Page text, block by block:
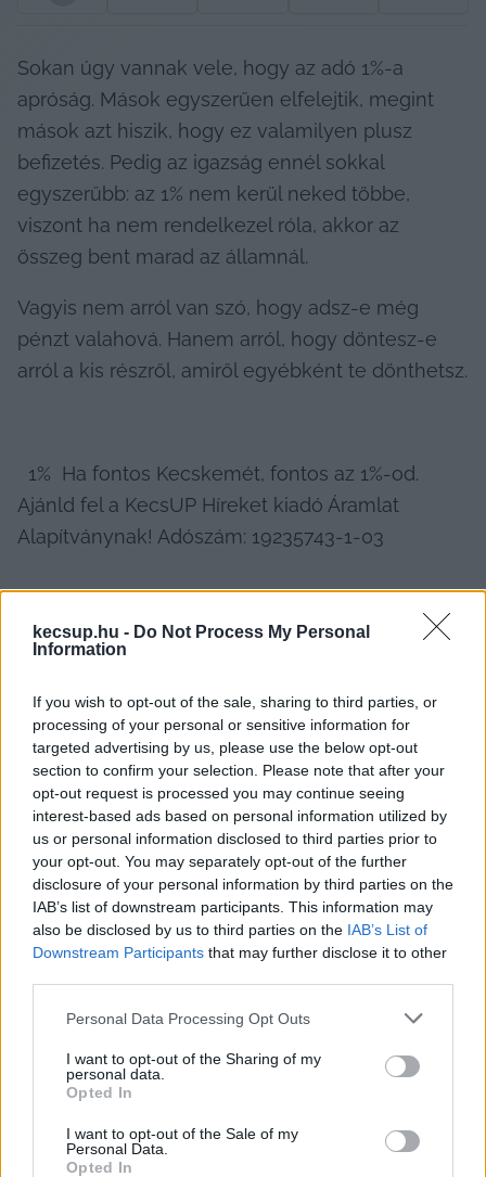
kecsup.hu - Do Not Process My Personal
Information
If you wish to opt-out of the sale, sharing to third parties, or
processing of your personal or sensitive information for
targeted advertising by us, please use the below opt-out
section to confirm your selection. Please note that after your
opt-out request is processed you may continue seeing
interest-based ads based on personal information utilized by
us or personal information disclosed to third parties prior to
your opt-out. You may separately opt-out of the further
disclosure of your personal information by third parties on the
IAB’s list of downstream participants. This information may
also be disclosed by us to third parties on the IAB’s List of
Downstream Participants that may further disclose it to other
Please note that this website/app uses one or more Google
not limited to your visit or usage behaviour. You may click to
grant or deny consent to Google and its third-party tags to
use your data for below specified purposes in below Google
consent section.
Personal Data Processing Opt Outs
I want to opt-out of the Sharing of my
personal data.
Opted In
I want to opt-out of the Sale of my
Personal Data.
Opted In
Sokan úgy vannak vele, hogy az adó 1%-a
apróság. Mások egyszerűen elfelejtik, megint
mások azt hiszik, hogy ez valamilyen plusz
befizetés. Pedig az igazság ennél sokkal
egyszerűbb: az 1% nem kerül neked többe,
viszont ha nem rendelkezel róla, akkor az
összeg bent marad az államnál.
Vagyis nem arról van szó, hogy adsz-e még
pénzt valahová. Hanem arról, hogy döntesz-e
arról a kis részről, amiről egyébként te dönthetsz.
Ajánld fel a KecsUP Híreket kiadó Áramlat
Alapítványnak! Adószám: 19235743-1-03
Országosan ez nem aprópénz. Évről évre
hatalmas összegek jutnak el civil
szervezetekhez az adófizetők felajánlásaiból, de
az is látszik, hogy sokan továbbra sem élnek
ezzel a lehetőséggel. Van, aki elfelejti, van, aki
nem is tudja pontosan, hogyan működik, és van,
aki mindig halogatja. Így viszont pénz marad
bent a rendszerben, amely helyi ügyeket,
közösségeket, szervezeteket is segíthetne.
És ez nem csak országos kérdés, Kecskeméten
ajánlott 1% olyan pénz, amely nem helyi
kezdeményezéseket, nem helyi ügyeket, nem a
város nyilvánosságát erősíti.